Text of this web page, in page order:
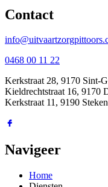
Contact
0468 00 11 22
Kerkstraat 28, 9170 Sint-
Kieldrechtstraat 16, 9170
Kerkstraat 11, 9190
Navigeer
Home